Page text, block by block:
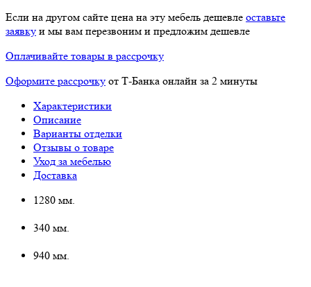
Если на другом сайте цена на эту мебель дешевле оставьте
заявку и мы вам перезвоним и предложим дешевле
Оплачивайте товары в рассрочку
Оформите рассрочку от Т-Банка онлайн за 2 минуты
Характеристики
Описание
Варианты отделки
Отзывы о товаре
Уход за мебелью
Доставка
1280 мм.
340 мм.
940 мм.